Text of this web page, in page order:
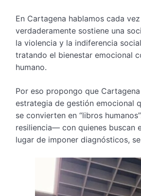
En Cartagena hablamos cada
verdaderamente sostiene una
la violencia y la indiferencia
tratando el bienestar emocional
humano.
Por eso propongo que
estrategia de gestión emocional
se convierten en “libros
resiliencia— con quienes buscan
lugar de imponer diagnósticos,